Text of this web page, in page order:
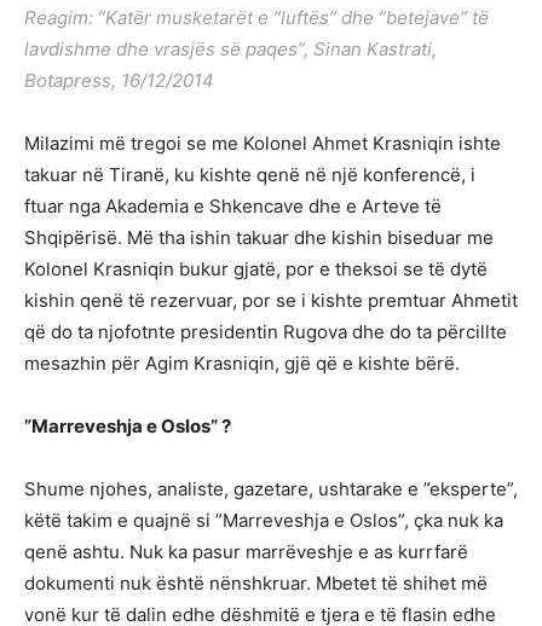
Reagim: ”Katër musketarët e ”luftës” dhe ”betejave” të
lavdishme dhe vrasjës së paqes”, Sinan Kastrati,
Botapress, 16/12/2014
Milazimi më tregoi se me Kolonel Ahmet Krasniqin ishte
takuar në Tiranë, ku kishte qenë në një konferencë, i
ftuar nga Akademia e Shkencave dhe e Arteve të
Shqipërisë. Më tha ishin takuar dhe kishin biseduar me
Kolonel Krasniqin bukur gjatë, por e theksoi se të dytë
kishin qenë të rezervuar, por se i kishte premtuar Ahmetit
që do ta njofotnte presidentin Rugova dhe do ta përcillte
mesazhin për Agim Krasniqin, gjë që e kishte bërë.
”Marreveshja e Oslos” ?
Shume njohes, analiste, gazetare, ushtarake e ”eksperte”,
këtë takim e quajnë si ”Marreveshja e Oslos”, çka nuk ka
qenë ashtu. Nuk ka pasur marrëveshje e as kurrfarë
dokumenti nuk është nënshkruar. Mbetet të shihet më
vonë kur të dalin edhe dëshmitë e tjera e të flasin edhe